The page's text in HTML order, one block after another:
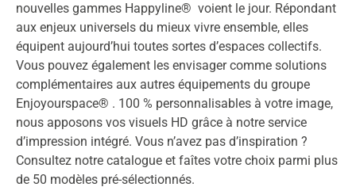
nouvelles gammes Happyline® voient le jour. Répondant
aux enjeux universels du mieux vivre ensemble, elles
équipent aujourd’hui toutes sortes d’espaces collectifs.
Vous pouvez également les envisager comme solutions
complémentaires aux autres équipements du groupe
Enjoyourspace® . 100 % personnalisables à votre image,
nous apposons vos visuels HD grâce à notre service
d’impression intégré. Vous n’avez pas d’inspiration ?
Consultez notre catalogue et faîtes votre choix parmi plus
de 50 modèles pré-sélectionnés.